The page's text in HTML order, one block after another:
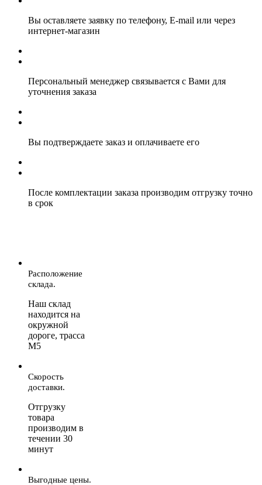
Вы оставляете заявку по телефону, E-mail или через
интернет-магазин
Персональный менеджер связывается с Вами для
уточнения заказа
Вы подтверждаете заказ и оплачиваете его
После комплектации заказа производим отгрузку точно
в срок
Расположение
склада.
Наш склад
находится на
окружной
дороге, трасса
М5
Скорость
доставки.
Отгрузку
товара
производим в
течении 30
минут
Выгодные цены.